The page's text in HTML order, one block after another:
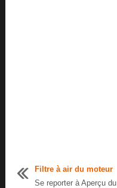
Filtre à air du moteur
Se reporter à Aperçu du